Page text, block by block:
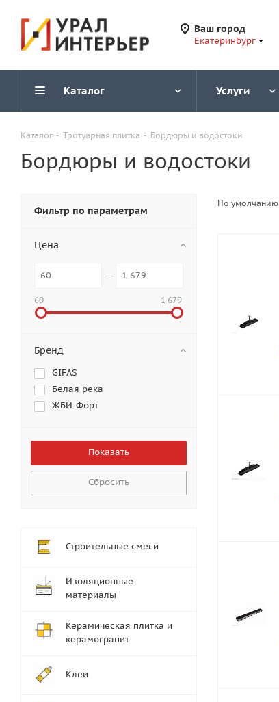
Ваш город
Екатеринбург
Каталог Услуги
Каталог - Тротуарная плитка - Бордюры и водостоки
Бордюры и водостоки
По умолчанию
Фильтр по параметрам
Цена
60 1 679
Бренд
GIFAS
Белая река
ЖБИ-Форт
Сбросить
Строительные смеси
Изоляционные
материалы
Керамическая плитка и
керамогранит
Клеи